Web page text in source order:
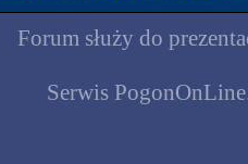
Forum służy do
Serwis